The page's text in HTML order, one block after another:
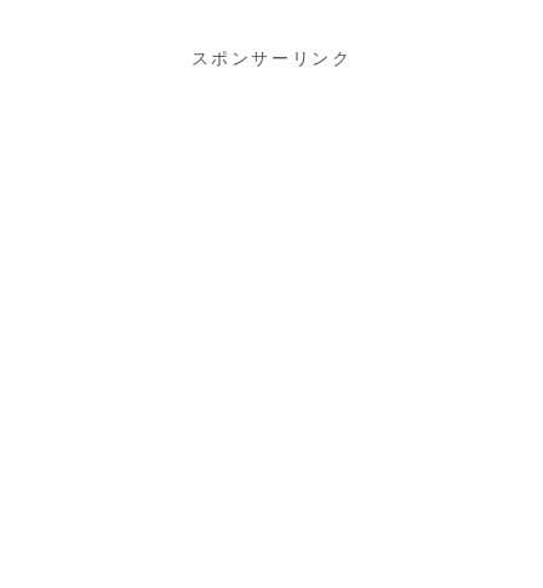
スポンサーリンク